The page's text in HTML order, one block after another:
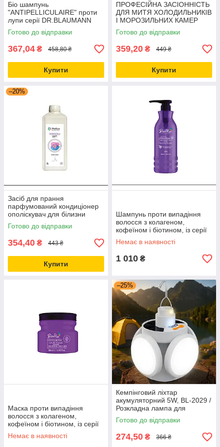
Біо шампунь
"АNTIPELLICULAIRE" проти
лупи серії DR.BLAUMANN
COSMÉTIQUE, 250 МЛ
Готово до відправки
367,04 ₴ 458,80 ₴
Купити
ПРОФЕСІЙНА ЗАСІОННІСТЬ
ДЛЯ МИТЯ ХОЛОДИЛЬНИКІВ
І МОРОЗИЛЬНИХ КАМЕР
«FRIDGE CLEANER» СЕРІЇ
BONLAVERTM,650 МЛ.
Готово до відправки
359,20 ₴ 449 ₴
Купити
–20%
Засіб для прання
парфумований кондиціонер
ополіскувач для білизни
«PERFECTLY SOFT», серії
PROFICO
Готово до відправки
354,40 ₴ 443 ₴
Купити
Шампунь проти випадіння
волосся з колагеном,
кофеїном і біотином, із серії
«Collagen», 1000 мл.
Немає в наявності
1 010 ₴
Маска проти випадіння
волосся з колагеном,
кофеїном і біотином, із серії
«Collagen», 500 мл.
Немає в наявності
–25%
Кемпінговий ліхтар
акумуляторний 5W, BL-2029 /
Розкладна лампа для
кемпінгу / Підвісний ліхтар
Готово до відправки
274,50 ₴ 366 ₴